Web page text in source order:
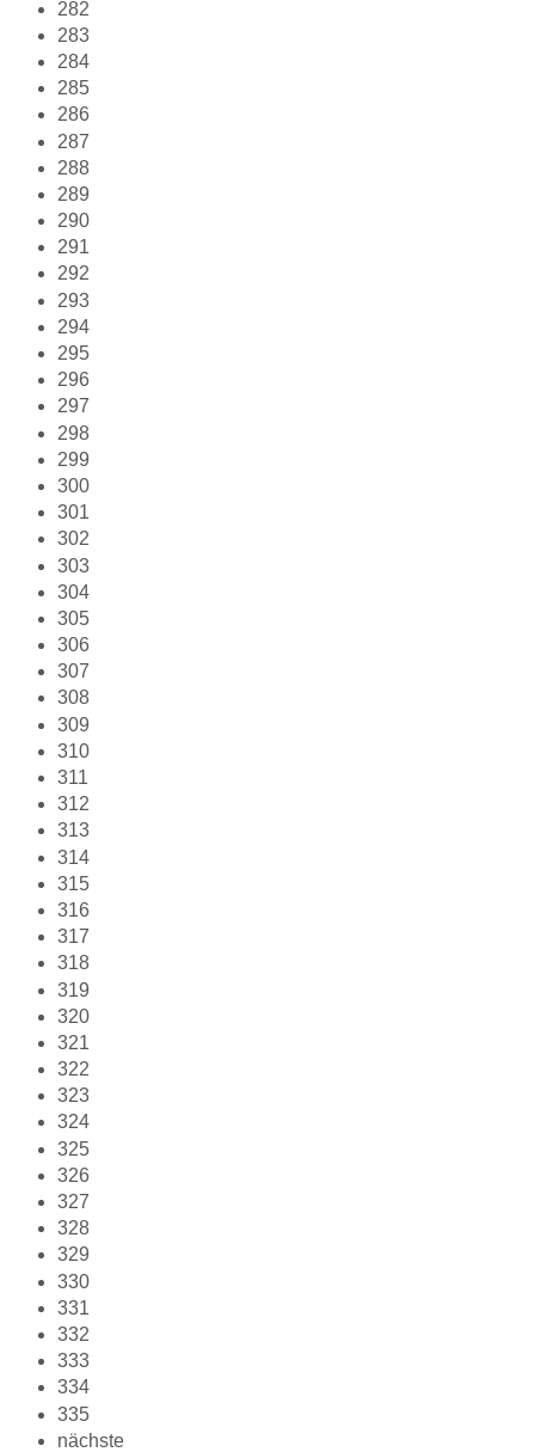
282
283
284
285
286
287
288
289
290
291
292
293
294
295
296
297
298
299
300
301
302
303
304
305
306
307
308
309
310
311
312
313
314
315
316
317
318
319
320
321
322
323
324
325
326
327
328
329
330
331
332
333
334
335
nächste